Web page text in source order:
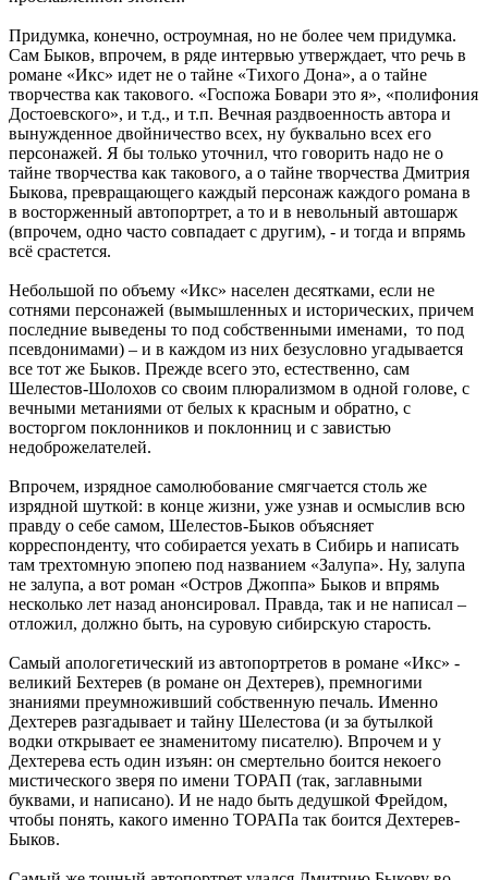
Придумка, конечно, остроумная, но не более чем придумка.
Сам Быков, впрочем, в ряде интервью утверждает, что речь в
романе «Икс» идет не о тайне «Тихого Дона», а о тайне
творчества как такового. «Госпожа Бовари это я», «полифония
Достоевского», и т.д., и т.п. Вечная раздвоенность автора и
вынужденное двойничество всех, ну буквально всех его
персонажей. Я бы только уточнил, что говорить надо не о
тайне творчества как такового, а о тайне творчества Дмитрия
Быкова, превращающего каждый персонаж каждого романа в
в восторженный автопортрет, а то и в невольный автошарж
(впрочем, одно часто совпадает с другим), - и тогда и впрямь
всё срастется.
Небольшой по объему «Икс» населен десятками, если не
сотнями персонажей (вымышленных и исторических, причем
последние выведены то под собственными именами, то под
псевдонимами) – и в каждом из них безусловно угадывается
все тот же Быков. Прежде всего это, естественно, сам
Шелестов-Шолохов со своим плюрализмом в одной голове, с
вечными метаниями от белых к красным и обратно, с
восторгом поклонников и поклонниц и с завистью
недоброжелателей.
Впрочем, изрядное самолюбование смягчается столь же
изрядной шуткой: в конце жизни, уже узнав и осмыслив всю
правду о себе самом, Шелестов-Быков объясняет
корреспонденту, что собирается уехать в Сибирь и написать
там трехтомную эпопею под названием «Залупа». Ну, залупа
не залупа, а вот роман «Остров Джоппа» Быков и впрямь
несколько лет назад анонсировал. Правда, так и не написал –
отложил, должно быть, на суровую сибирскую старость.
Самый апологетический из автопортретов в романе «Икс» -
великий Бехтерев (в романе он Дехтерев), премногими
знаниями преумноживший собственную печаль. Именно
Дехтерев разгадывает и тайну Шелестова (и за бутылкой
водки открывает ее знаменитому писателю). Впрочем и у
Дехтерева есть один изъян: он смертельно боится некоего
мистического зверя по имени ТОРАП (так, заглавными
буквами, и написано). И не надо быть дедушкой Фрейдом,
чтобы понять, какого именно ТОРАПа так боится Дехтерев-
Быков.